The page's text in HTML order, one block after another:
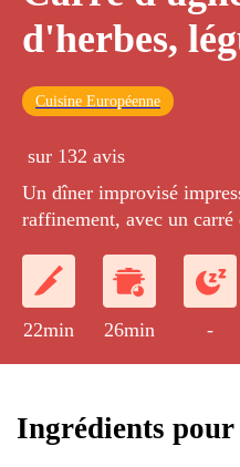
d'herbes,
Cuisine Européenne
sur 132 avis
Un dîner improvisé
raffinement, avec un carré
22min 26min -
Ingrédients pour